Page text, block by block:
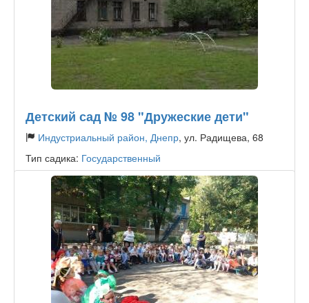
Детский сад № 98 "Дружеские дети"
Индустриальный район, Днепр, ул. Радищева, 68
Тип садика: Государственный